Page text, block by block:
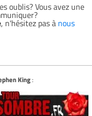
oublis? Vous avez une
, n'hésitez pas à nous
King: